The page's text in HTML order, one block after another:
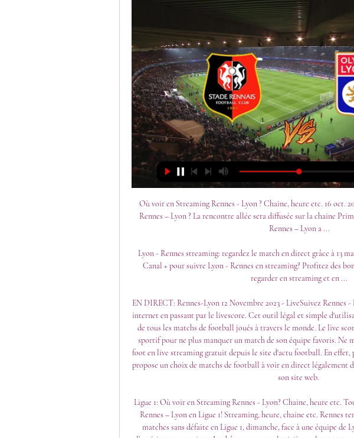
Où voir en Streaming Rennes - Lyon ? Chaine, heure etc. 16 oct.
Rennes – Lyon ? La rencontre allée sera diffusée sur la chaine
Rennes – Lyon a ...
Lyon - Rennes streaming: regardez le match en direct grâce à 13
Canal + pour suivre Lyon - Rennes en streaming? Profitez des
regarder en streaming et en ...
EN DIRECT: Rennes-Lyon 12 Novembre 2023 - LiveSuivez
internet en passant par le livescore. Cet outil légal et simple
de tous les matchs de football joués à travers le monde. Le live
sportif pour ne plus manquer un match de son équipe favoris. Ne
foot en live streaming gratuit depuis le site d'actu football. En effet,
propose un choix de matchs de football à voir en direct légalement
son site web.
Ligue 1: Où voir en Streaming Rennes - Lyon? Chaine, heure etc.
Rennes – Lyon en Ligue 1! Streaming, heure, chaine etc. Rennes
matches sans défaite en Ligue 1, dimanche, face à une équipe de